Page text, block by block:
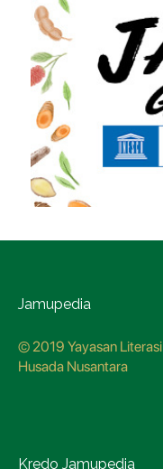
Jamupedia
© 2019 Yayasan Literasi
Husada Nusantara
Kredo Jamupedia